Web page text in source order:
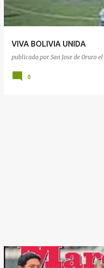
a
d
VIVA BOLIVIA UNIDA
publicado por San Jose de Oruro el
0